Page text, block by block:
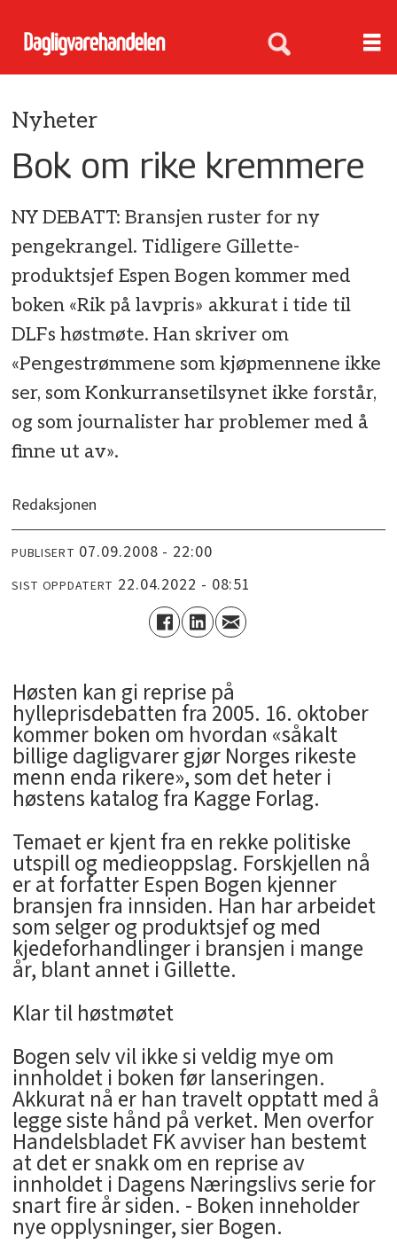
Nyheter
Bok om rike kremmere
NY DEBATT: Bransjen ruster for ny
pengekrangel. Tidligere Gillette-
produktsjef Espen Bogen kommer med
boken «Rik på lavpris» akkurat i tide til
DLFs høstmøte. Han skriver om
«Pengestrømmene som kjøpmennene ikke
ser, som Konkurransetilsynet ikke forstår,
og som journalister har problemer med å
finne ut av».
Redaksjonen
PUBLISERT 07.09.2008 - 22:00
SIST OPPDATERT 22.04.2022 - 08:51
Høsten kan gi reprise på
hylleprisdebatten fra 2005. 16. oktober
kommer boken om hvordan «såkalt
billige dagligvarer gjør Norges rikeste
menn enda rikere», som det heter i
høstens katalog fra Kagge Forlag.
Temaet er kjent fra en rekke politiske
utspill og medieoppslag. Forskjellen nå
er at forfatter Espen Bogen kjenner
bransjen fra innsiden. Han har arbeidet
som selger og produktsjef og med
kjedeforhandlinger i bransjen i mange
år, blant annet i Gillette.
Klar til høstmøtet
Bogen selv vil ikke si veldig mye om
innholdet i boken før lanseringen.
Akkurat nå er han travelt opptatt med å
legge siste hånd på verket. Men overfor
Handelsbladet FK avviser han bestemt
at det er snakk om en reprise av
innholdet i Dagens Næringslivs serie for
snart fire år siden. - Boken inneholder
nye opplysninger, sier Bogen.